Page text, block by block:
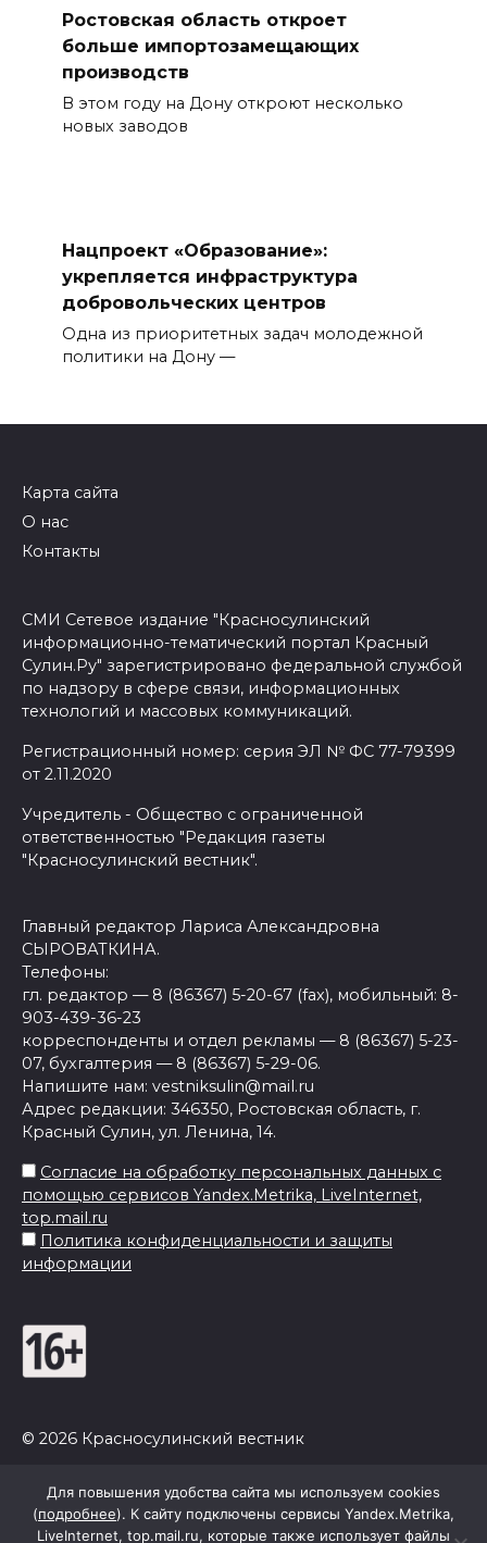
Ростовская область откроет
больше импортозамещающих
производств
В этом году на Дону откроют несколько
новых заводов
Нацпроект «Образование»:
укрепляется инфраструктура
добровольческих центров
Одна из приоритетных задач молодежной
политики на Дону —
Карта сайта
О нас
Контакты
СМИ Сетевое издание "Красносулинский
информационно-тематический портал Красный
Сулин.Ру" зарегистрировано федеральной службой
по надзору в сфере связи, информационных
технологий и массовых коммуникаций.
Регистрационный номер: серия ЭЛ № ФС 77-79399
от 2.11.2020
Учредитель - Общество с ограниченной
ответственностью "Редакция газеты
"Красносулинский вестник".
Главный редактор Лариса Александровна
СЫРОВАТКИНА.
Телефоны:
гл. редактор — 8 (86367) 5-20-67 (fax), мобильный: 8-
903-439-36-23
корреспонденты и отдел рекламы — 8 (86367) 5-23-
07, бухгалтерия — 8 (86367) 5-29-06.
Напишите нам: vestniksulin@mail.ru
Адрес редакции: 346350, Ростовская область, г.
Красный Сулин, ул. Ленина, 14.
Согласие на обработку персональных данных с
помощью сервисов Yandex.Metrika, LiveInternet,
top.mail.ru
Политика конфиденциальности и защиты
информации
© 2026 Красносулинский вестник
Для повышения удобства сайта мы используем cookies
(подробнее). К сайту подключены сервисы Yandex.Metrika,
LiveInternet, top.mail.ru, которые также использует файлы